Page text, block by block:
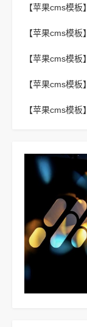
【苹果cms模板】
【苹果cms模板】
【苹果cms模板】
【苹果cms模板】
【苹果cms模板】